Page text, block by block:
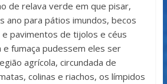
de relava verde em que pisar,
ano para pátios imundos, becos
pavimentos de tijolos e céus
fumaça pudessem eles ser
agrícola, circundada de
colinas e riachos, os límpidos